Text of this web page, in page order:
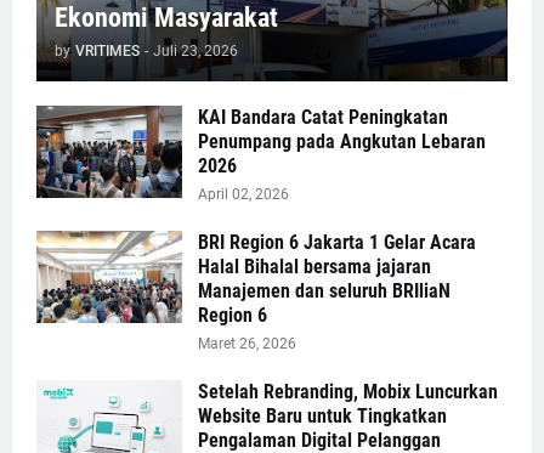
Ekonomi Masyarakat
by VRITIMES - Juli 23, 2026
KAI Bandara Catat Peningkatan
Penumpang pada Angkutan Lebaran
2026
April 02, 2026
BRI Region 6 Jakarta 1 Gelar Acara
Halal Bihalal bersama jajaran
Manajemen dan seluruh BRIliaN
Region 6
Maret 26, 2026
Setelah Rebranding, Mobix Luncurkan
Website Baru untuk Tingkatkan
Pengalaman Digital Pelanggan